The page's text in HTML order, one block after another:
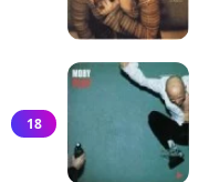
18